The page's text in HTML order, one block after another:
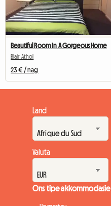
Beautiful Room In A Gorgeous Home
Blair Athol
23 € / nag
Land
Valuta
Ons tipe akkommodasie